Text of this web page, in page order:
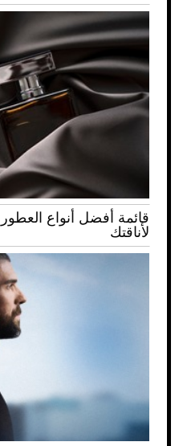
قائمة أفضل أنواع
لأناقتك